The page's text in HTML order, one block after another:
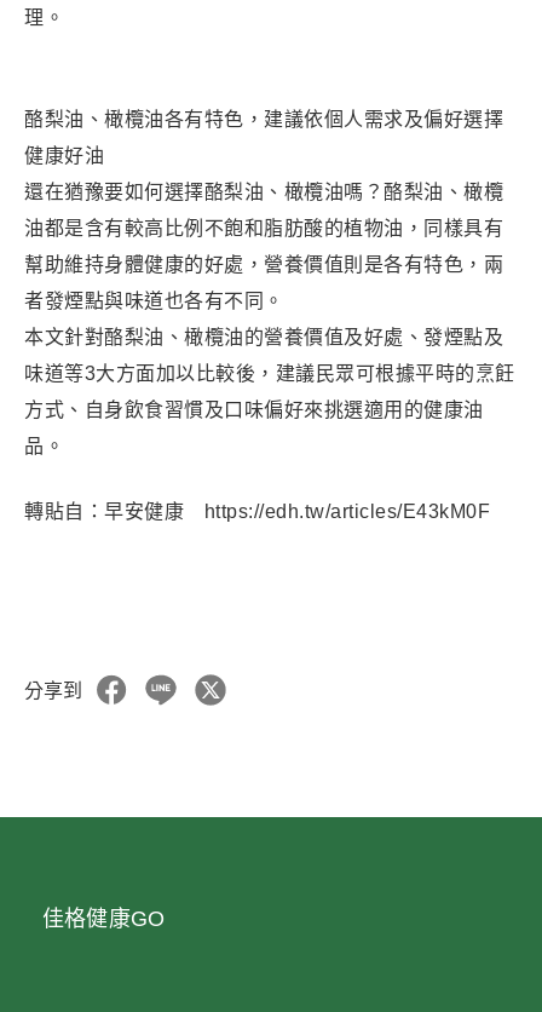
理。
酪梨油、橄欖油各有特色，建議依個人需求及偏好選擇
健康好油
還在猶豫要如何選擇酪梨油、橄欖油嗎？酪梨油、橄欖
油都是含有較高比例不飽和脂肪酸的植物油，同樣具有
幫助維持身體健康的好處，營養價值則是各有特色，兩
者發煙點與味道也各有不同。
本文針對酪梨油、橄欖油的營養價值及好處、發煙點及
味道等3大方面加以比較後，建議民眾可根據平時的烹飪
方式、自身飲食習慣及口味偏好來挑選適用的健康油
品。
轉貼自：早安健康 https://edh.tw/articles/E43kM0F
分享到
佳格健康GO